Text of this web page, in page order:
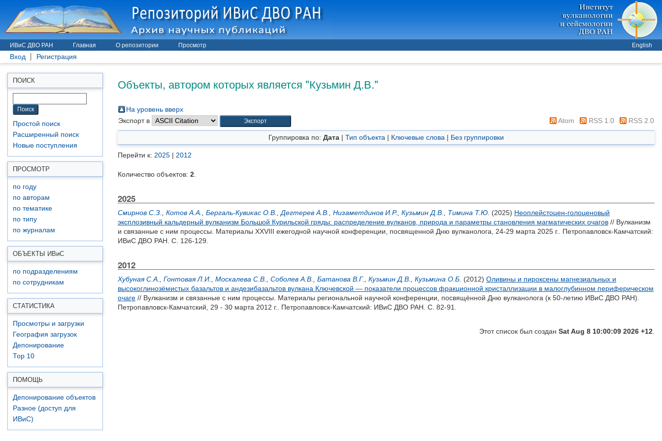
ИВиС ДВО РАН Главная О репозитории Просмотр English
Вход Регистрация
ПОИСК
Простой поиск
Расширенный поиск
Новые поступления
ПРОСМОТР
по году
по авторам
по тематике
по типу
по журналам
ОБЪЕКТЫ ИВиС
по подразделениям
по сотрудникам
СТАТИСТИКА
Просмотры и загрузки
География загрузок
Депонирование
Top 10
ПОМОЩЬ
Депонирование объектов
Разное (доступ для
ИВиС)
Объекты, автором которых является "Кузьмин Д.В."
На уровень вверх
Экспорт в
Atom RSS 1.0 RSS 2.0
Группировка по: Дата | Тип объекта | Ключевые слова | Без группировки
Перейти к: 2025 | 2012
Количество объектов: 2
2025
Смирнов С.З. Котов А.А. Бергаль-Кувикас О.В. Дегтерев А.В. Низаметдинов И.Р. Кузьмин Д.В. Тимина Т.Ю. (2025) Неоплейстоцен-голоценовый
эксплозивный кальдерный вулканизм Большой Курильской гряды: распределение вулканов, природа и параметры становления магматических очагов // Вулканизм
и связанные с ним процессы. Материалы XXVIII ежегодной научной конференции, посвященной Дню вулканолога, 24-29 марта 2025 г.. Петропавловск-Камчатский:
ИВиС ДВО РАН. С. 126-129.
2012
Хубуная С.А. Гонтовая Л.И. Москалева С.В. Соболев А.В. Батанова В.Г. Кузьмин Д.В. Кузьмина О.Б. (2012) Оливины и пироксены магнезиальных и
высокоглинозёмистых базальтов и андезибазальтов вулкана Ключевской — показатели процессов фракционной кристаллизации в малоглубинном периферическом
очаге // Вулканизм и связанные с ним процессы. Материалы региональной научной конференции, посвящённой Дню вулканолога (к 50-летию ИВиС ДВО РАН).
Петропавловск-Камчатский, 29 - 30 марта 2012 г.. Петропавловск-Камчатский: ИВиС ДВО РАН. С. 82-91.
Этот список был создан Sat Aug 8 10:00:09 2026 +12